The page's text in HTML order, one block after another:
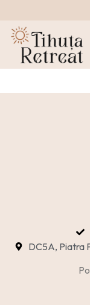
DC5A, Piatra